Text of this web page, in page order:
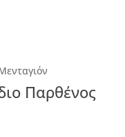
Παρθένος